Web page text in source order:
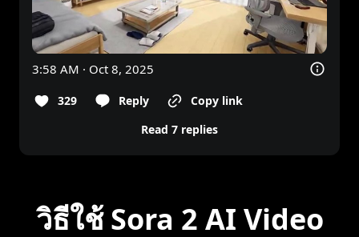
3:58 AM · Oct 8, 2025
329 Reply
Copy link
Read 7 replies
วิธีใช้ Sora 2 AI Video